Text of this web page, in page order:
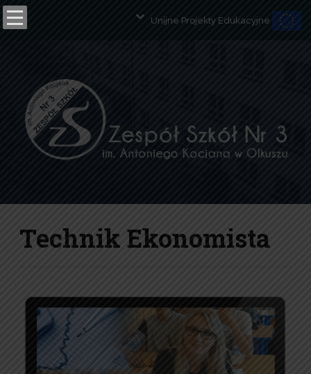
Unijne Projekty Edukacyjne
Technik Ekonomista